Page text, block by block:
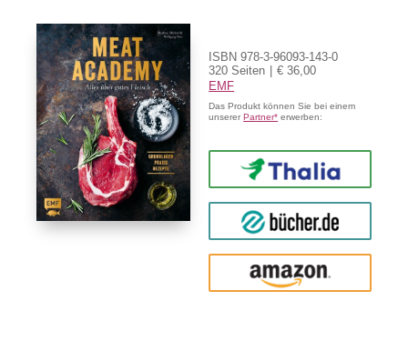
ISBN 978-3-96093-143-0
320 Seiten
€ 36,00
EMF
Das Produkt können Sie bei einem
unsererPartner* erwerben:
Thalia
buecher.de
Amazon